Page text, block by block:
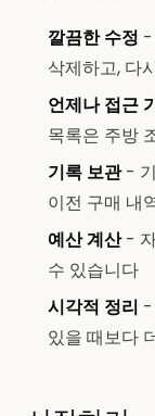
깔끔한 수정 -
삭제하고, 다
언제나 접근
목록은 주방
기록 보관- 기
이전 구매 내
예산 계산- 자
수 있습니다
시각적 정리 -
있을 때보다